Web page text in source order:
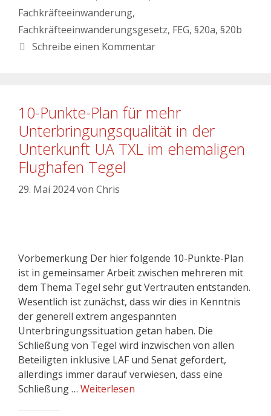
Fachkräfteeinwanderung,
Fachkräfteeinwanderungsgesetz, FEG, §20a, §20b
Schreibe einen Kommentar
10-Punkte-Plan für mehr
Unterbringungsqualität in der
Unterkunft UA TXL im ehemaligen
Flughafen Tegel
29. Mai 2024von Chris
Vorbemerkung Der hier folgende 10-Punkte-Plan
ist in gemeinsamer Arbeit zwischen mehreren mit
dem Thema Tegel sehr gut Vertrauten entstanden.
Wesentlich ist zunächst, dass wir dies in Kenntnis
der generell extrem angespannten
Unterbringungssituation getan haben. Die
Schließung von Tegel wird inzwischen von allen
Beteiligten inklusive LAF und Senat gefordert,
allerdings immer darauf verwiesen, dass eine
Schließung … Weiterlesen